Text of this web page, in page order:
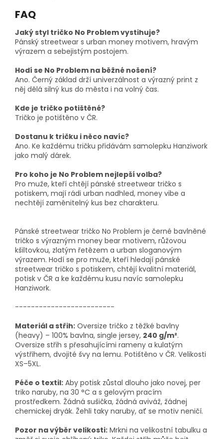
FAQ
Jaký styl tričko No Problem vystihuje?
Pánský streetwear s urban money motivem, hravým
výrazem a sebejistým postojem.
Hodí se No Problem na běžné nošení?
Ano. Černý základ drží univerzálnost a výrazný print z
něj dělá silný kus do města i na volný čas.
Kde je tričko potištěné?
Tričko je potištěno v ČR.
Dostanu k tričku i něco navíc?
Ano. Ke každému tričku přidávám samolepku Hanziwork
jako malý dárek.
Pro koho je No Problem nejlepší volba?
Pro muže, kteří chtějí pánské streetwear tričko s
potiskem, mají rádi urban nadhled, money vibe a
nechtějí zaměnitelný kus bez charakteru.
Pánské streetwear tričko No Problem je černé bavlněné
tričko s výrazným money bear motivem, růžovou
kšiltovkou, zlatým řetězem a urban sloganovým
výrazem. Hodí se pro muže, kteří hledají pánské
streetwear tričko s potiskem, chtějí kvalitní materiál,
potisk v ČR a ke každému kusu navíc samolepku
Hanziwork.
-------------------------
Materiál a střih: Oversize tričko z těžké bavlny
(heavy) – 100% bavlna, single jersey, 240 g/m².
Oversize střih s přesahujícími rameny a kulatým
výstřihem, dvojité švy na lemu. Potištěno v ČR. Velikosti
XS–5XL.
Péče o textil: Aby potisk zůstal dlouho jako novej, per
triko naruby, na 30 °C a s gelovým pracím
prostředkem. Žádná sušička, žádná aviváž, žádnej
chemickej dryák. Žehli taky naruby, ať se motiv neničí.
Pozor na výběr velikosti: Mrkni na velikostní tabulku a